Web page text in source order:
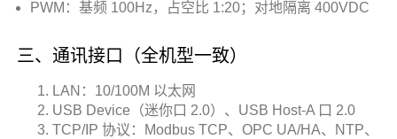
PWM：基频 100Hz，占空比 1:20；对地隔离 400VDC
三、通讯接口（全机型一致）
LAN：10/100M 以太网
USB Device（迷你口 2.0）、USB Host-A 口 2.0
TCP/IP 协议：Modbus TCP、OPC UA/HA、NTP、